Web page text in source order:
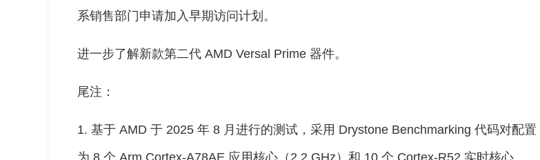
系销售部门申请加入早期访问计划。
进一步了解新款第二代 AMD Versal Prime 器件。
尾注：
1. 基于 AMD 于 2025 年 8 月进行的测试，采用 Drystone Benchmarking 代码对配置
为 8 个 Arm Cortex-A78AE 应用核心（2.2 GHz）和 10 个 Cortex-R52 实时核心